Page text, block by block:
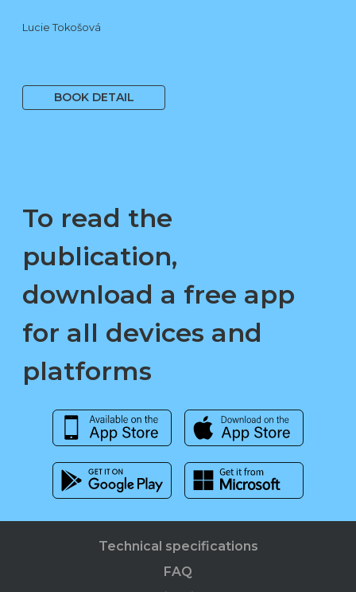
Lucie Tokošová
BOOK DETAIL
To read the
publication,
download a free app
for all devices and
platforms
Technical specifications
FAQ